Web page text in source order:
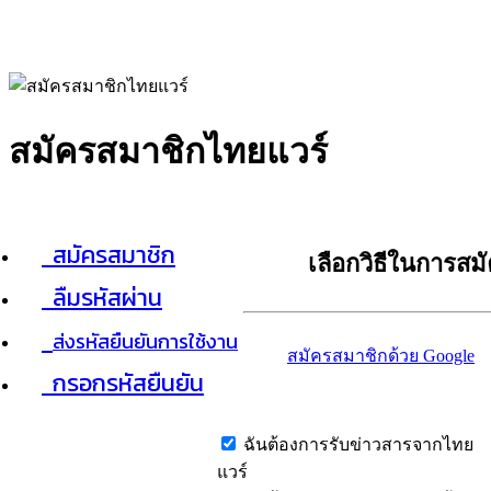
สมัครสมาชิกไทยแวร์
สมัครสมาชิก
ลืมรหัสผ่าน
ส่งรหัสยืนยันการใช้งาน
กรอกรหัสยืนยัน
เลือกวิธีในการส
สมัครสมาชิกด้วย Google
ฉันต้องการรับข่าวสารจากไทย
แวร์